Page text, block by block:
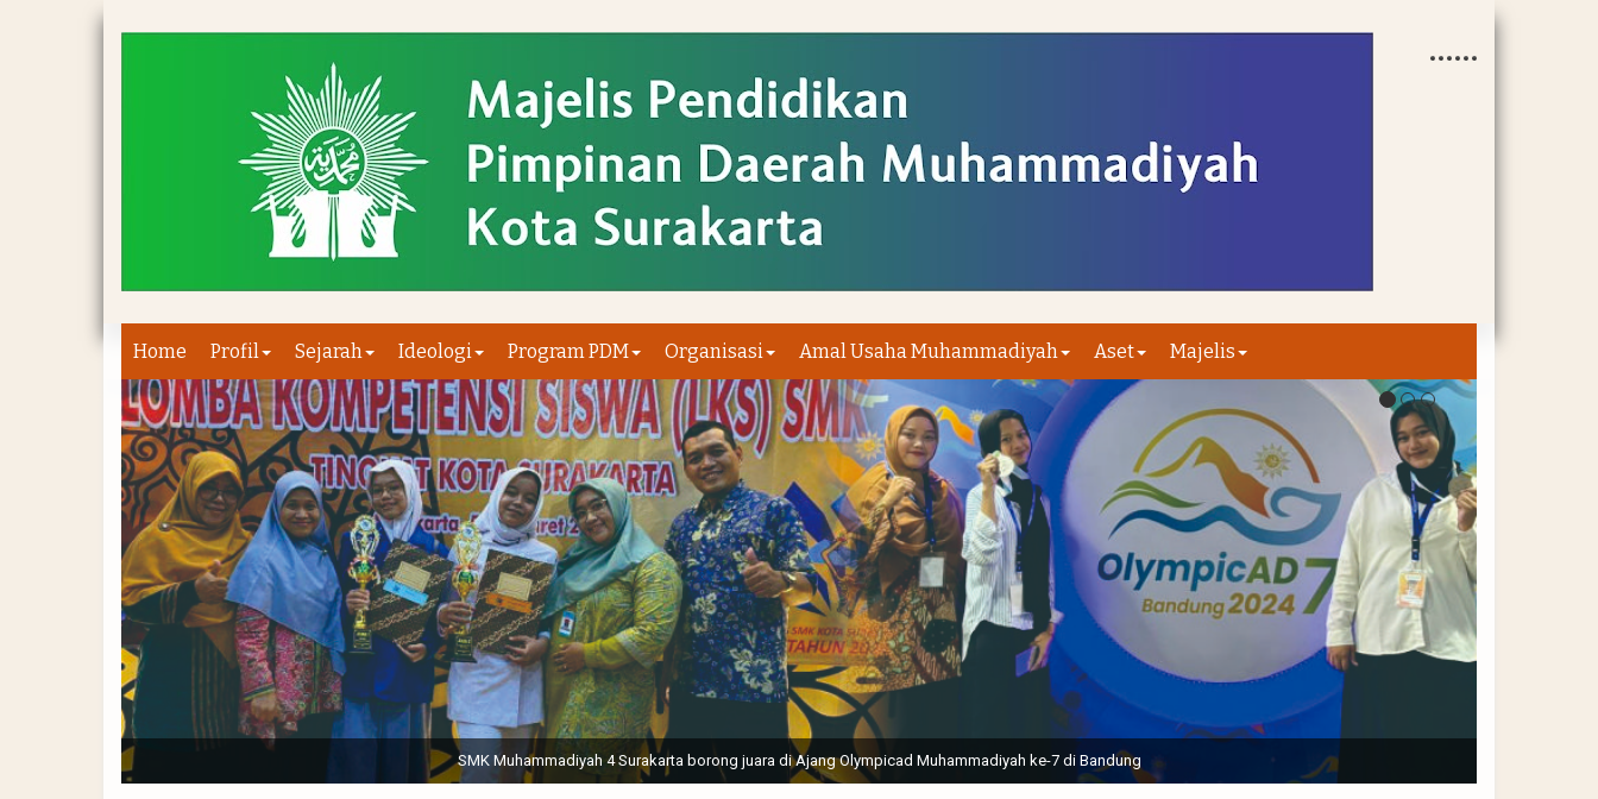
Home Profil Sejarah Ideologi Program PDM Organisasi Amal Usaha Muhammadiyah Aset Majelis
Sabtu, 19 November 2022. (dari kiri) Pertunjukan Tapak Suci Perguruan Muhammadiyah ( TSPM ) di Stadion Manahan Solo || Ir. H. Joko Widodo selaku Presiden RI membuka Acara Muktamar
Muhammadiyah 48 || Pertunjukan bendera dan tari memukau seluruh Muktamar dan Muktamirin yang hadir di dalam stadion